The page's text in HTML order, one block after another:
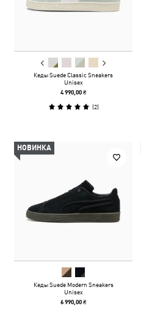
Кеды Suede Classic Sneakers
Unisex
4 990,00 ₴
(2)
НОВИНКА
Кеды Suede Modern Sneakers
Unisex
6 990,00 ₴